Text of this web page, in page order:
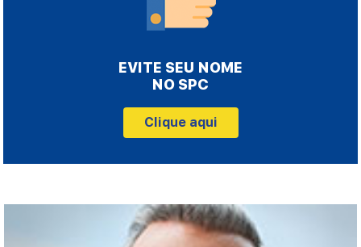
EVITE SEU NOME
NO SPC
Clique aqui